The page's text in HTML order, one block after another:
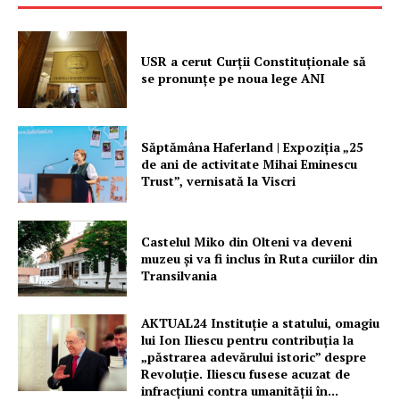
USR a cerut Curții Constituționale să
se pronunțe pe noua lege ANI
Săptămâna Haferland | Expoziţia „25
de ani de activitate Mihai Eminescu
Trust”, vernisată la Viscri
Castelul Miko din Olteni va deveni
muzeu şi va fi inclus în Ruta curiilor din
Transilvania
AKTUAL24 Instituție a statului, omagiu
lui Ion Iliescu pentru contribuția la
„păstrarea adevărului istoric” despre
Revoluție. Iliescu fusese acuzat de
infracțiuni contra umanității în...